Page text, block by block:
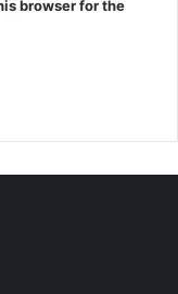
browser for the